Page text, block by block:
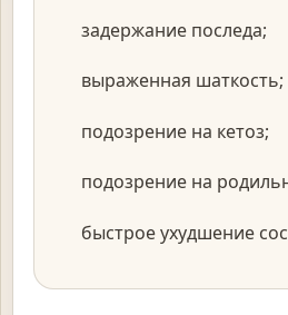
задержание последа;
выраженная шаткость;
подозрение на кетоз;
подозрение на
быстрое ухудшение